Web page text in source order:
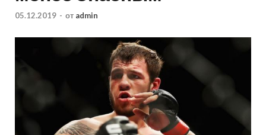
05.12.2019 - от admin